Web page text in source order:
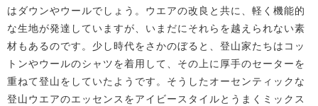
はダウンやウールでしょう。ウエアの改良と共に、軽く機能的
な生地が発達していますが、いまだにそれらを越えられない素
材もあるのです。少し時代をさかのぼると、登山家たちはコッ
トンやウールのシャツを着用して、その上に厚手のセーターを
重ねて登山をしていたようです。そうしたオーセンティックな
登山ウエアのエッセンスをアイビースタイルとうまくミックス